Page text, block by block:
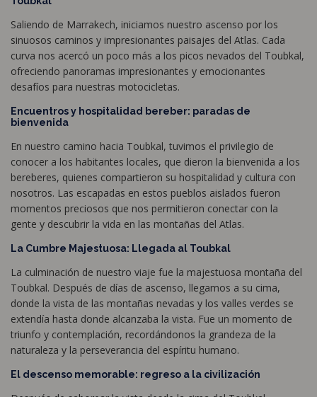
Saliendo de Marrakech, iniciamos nuestro ascenso por los
sinuosos caminos y impresionantes paisajes del Atlas. Cada
curva nos acercó un poco más a los picos nevados del Toubkal,
ofreciendo panoramas impresionantes y emocionantes
desafíos para nuestras motocicletas.
Encuentros y hospitalidad bereber: paradas de
bienvenida
En nuestro camino hacia Toubkal, tuvimos el privilegio de
conocer a los habitantes locales, que dieron la bienvenida a los
bereberes, quienes compartieron su hospitalidad y cultura con
nosotros. Las escapadas en estos pueblos aislados fueron
momentos preciosos que nos permitieron conectar con la
gente y descubrir la vida en las montañas del Atlas.
La Cumbre Majestuosa: Llegada al Toubkal
La culminación de nuestro viaje fue la majestuosa montaña del
Toubkal. Después de días de ascenso, llegamos a su cima,
donde la vista de las montañas nevadas y los valles verdes se
extendía hasta donde alcanzaba la vista. Fue un momento de
triunfo y contemplación, recordándonos la grandeza de la
naturaleza y la perseverancia del espíritu humano.
El descenso memorable: regreso a la civilización